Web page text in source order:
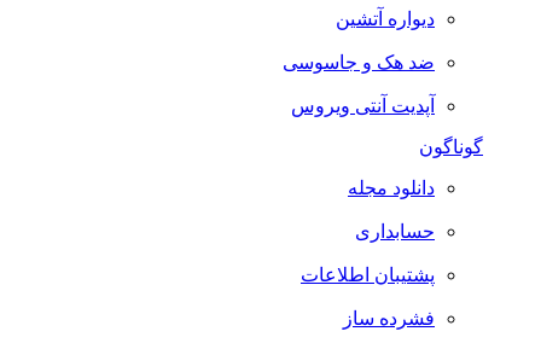
دیواره آتشین
ضد هک و جاسوسی
آپدیت آنتی ویروس
گوناگون
دانلود مجله
حسابداری
پشتیبان اطلاعات
فشرده ساز